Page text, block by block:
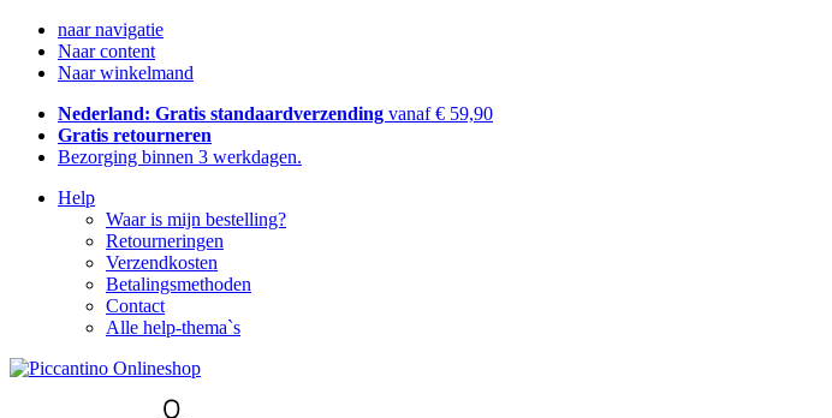
naar navigatie
Naar content
Naar winkelmand
Nederland: Gratis standaardverzending vanaf € 59,90
Gratis retourneren
Bezorging binnen 3 werkdagen.
Help
Waar is mijn bestelling?
Retourneringen
Verzendkosten
Betalingsmethoden
Contact
Alle help-thema`s